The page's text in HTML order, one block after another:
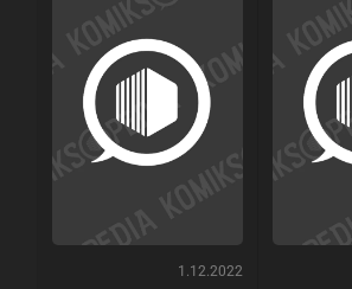
1.12.2022